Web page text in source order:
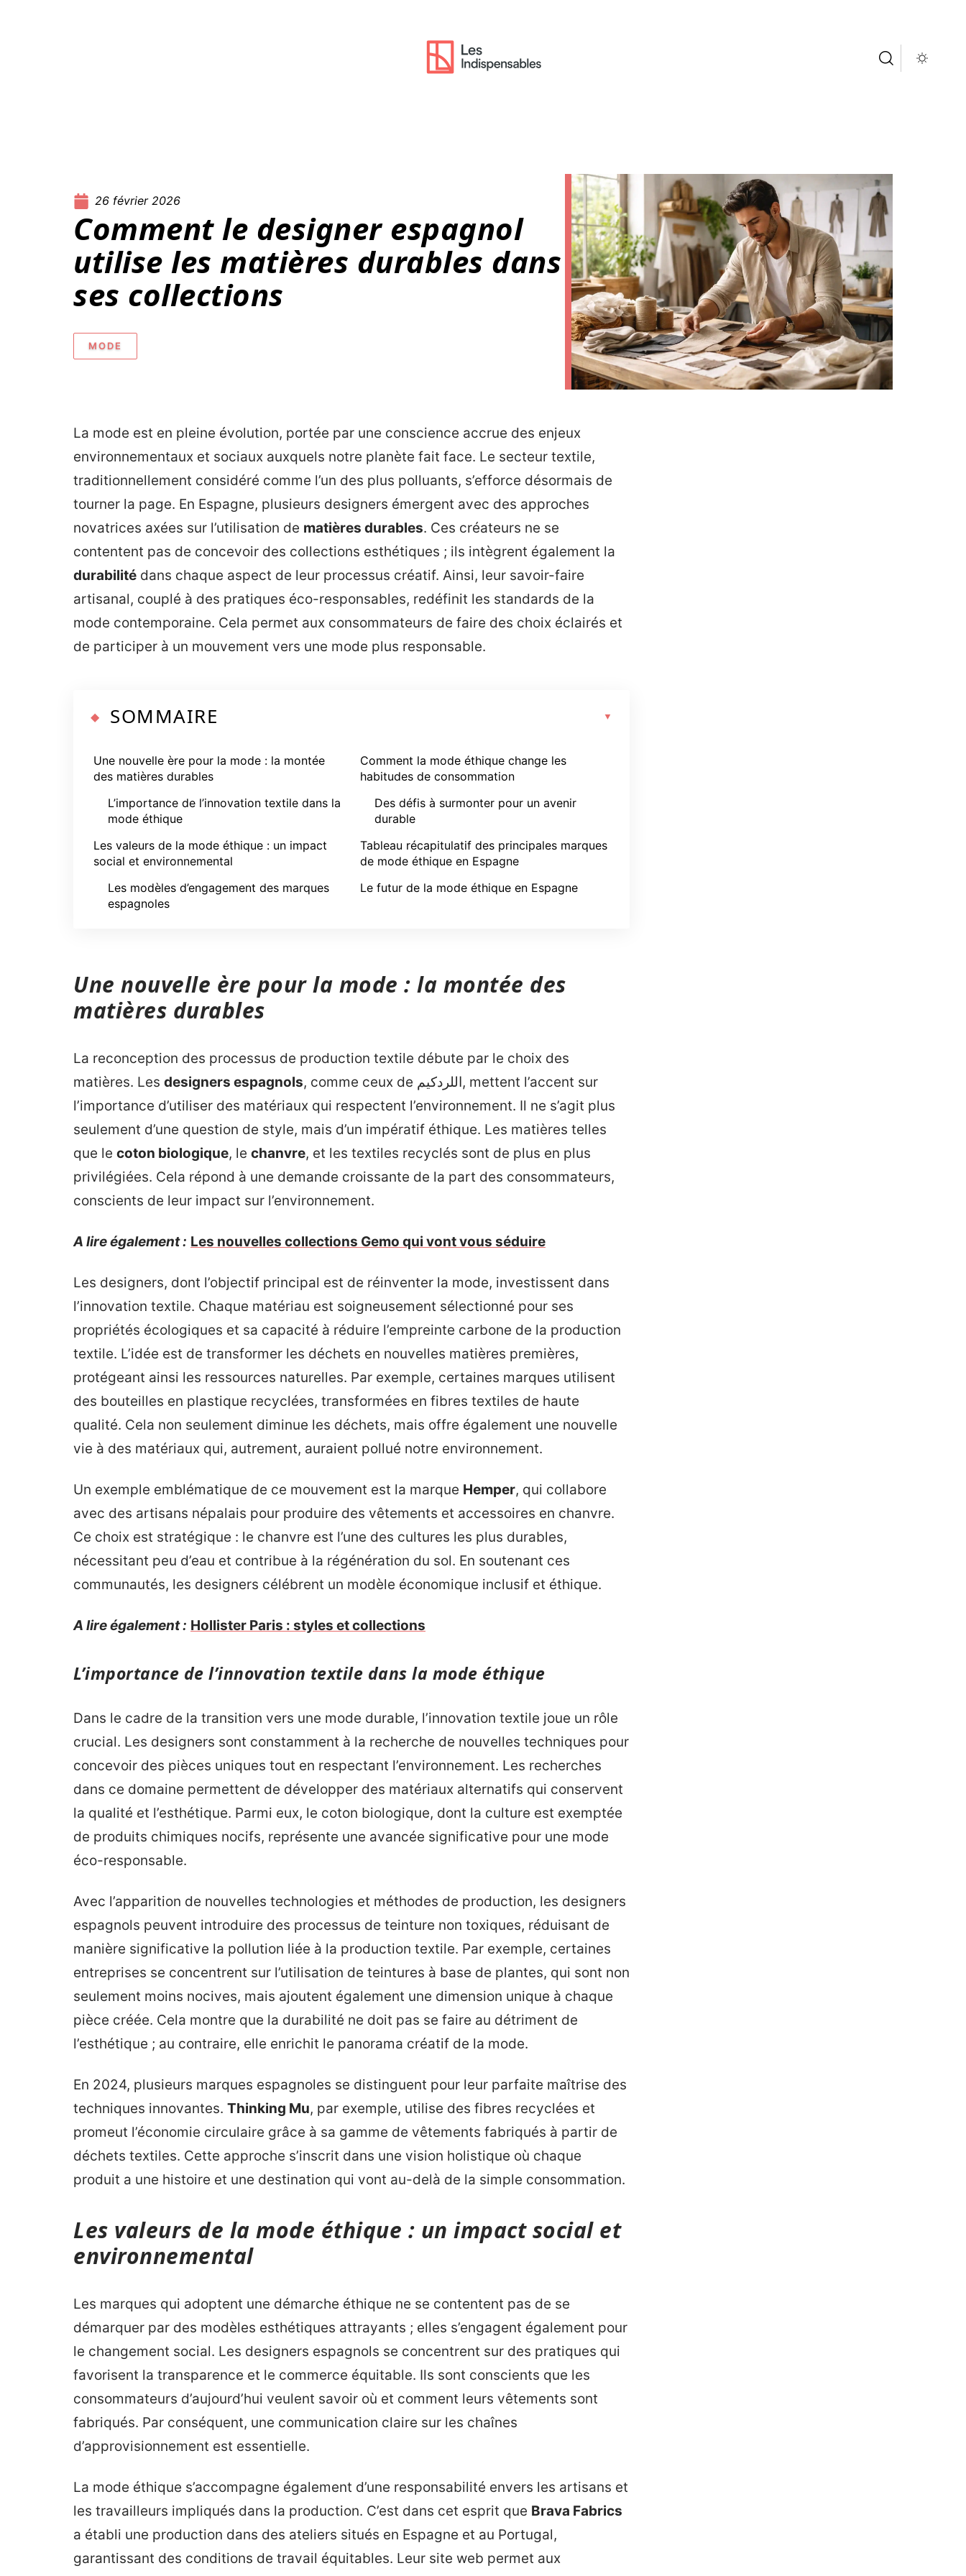
26 février 2026
Comment le designer espagnol
utilise les matières durables dans
ses collections
MODE
La mode est en pleine évolution, portée par une conscience accrue des enjeux
environnementaux et sociaux auxquels notre planète fait face. Le secteur textile,
traditionnellement considéré comme l’un des plus polluants, s’efforce désormais de
tourner la page. En Espagne, plusieurs designers émergent avec des approches
novatrices axées sur l’utilisation de matières durables. Ces créateurs ne se
contentent pas de concevoir des collections esthétiques ; ils intègrent également la
durabilité dans chaque aspect de leur processus créatif. Ainsi, leur savoir-faire
artisanal, couplé à des pratiques éco-responsables, redéfinit les standards de la
mode contemporaine. Cela permet aux consommateurs de faire des choix éclairés et
de participer à un mouvement vers une mode plus responsable.
SOMMAIRE
Une nouvelle ère pour la mode : la montée
des matières durables
L’importance de l’innovation textile dans la
mode éthique
Les valeurs de la mode éthique : un impact
social et environnemental
Les modèles d’engagement des marques
espagnoles
Comment la mode éthique change les
habitudes de consommation
Des défis à surmonter pour un avenir
durable
Tableau récapitulatif des principales marques
de mode éthique en Espagne
Le futur de la mode éthique en Espagne
Une nouvelle ère pour la mode : la montée des
matières durables
La reconception des processus de production textile débute par le choix des
matières. Les designers espagnols, comme ceux de اللردكيم, mettent l’accent sur
l’importance d’utiliser des matériaux qui respectent l’environnement. Il ne s’agit plus
seulement d’une question de style, mais d’un impératif éthique. Les matières telles
que le coton biologique, le chanvre, et les textiles recyclés sont de plus en plus
privilégiées. Cela répond à une demande croissante de la part des consommateurs,
conscients de leur impact sur l’environnement.
A lire également : Les nouvelles collections Gemo qui vont vous séduire
Les designers, dont l’objectif principal est de réinventer la mode, investissent dans
l’innovation textile. Chaque matériau est soigneusement sélectionné pour ses
propriétés écologiques et sa capacité à réduire l’empreinte carbone de la production
textile. L’idée est de transformer les déchets en nouvelles matières premières,
protégeant ainsi les ressources naturelles. Par exemple, certaines marques utilisent
des bouteilles en plastique recyclées, transformées en fibres textiles de haute
qualité. Cela non seulement diminue les déchets, mais offre également une nouvelle
vie à des matériaux qui, autrement, auraient pollué notre environnement.
Un exemple emblématique de ce mouvement est la marque Hemper, qui collabore
avec des artisans népalais pour produire des vêtements et accessoires en chanvre.
Ce choix est stratégique : le chanvre est l’une des cultures les plus durables,
nécessitant peu d’eau et contribue à la régénération du sol. En soutenant ces
communautés, les designers célébrent un modèle économique inclusif et éthique.
A lire également : Hollister Paris : styles et collections
L’importance de l’innovation textile dans la mode éthique
Dans le cadre de la transition vers une mode durable, l’innovation textile joue un rôle
crucial. Les designers sont constamment à la recherche de nouvelles techniques pour
concevoir des pièces uniques tout en respectant l’environnement. Les recherches
dans ce domaine permettent de développer des matériaux alternatifs qui conservent
la qualité et l’esthétique. Parmi eux, le coton biologique, dont la culture est exemptée
de produits chimiques nocifs, représente une avancée significative pour une mode
éco-responsable.
Avec l’apparition de nouvelles technologies et méthodes de production, les designers
espagnols peuvent introduire des processus de teinture non toxiques, réduisant de
manière significative la pollution liée à la production textile. Par exemple, certaines
entreprises se concentrent sur l’utilisation de teintures à base de plantes, qui sont non
seulement moins nocives, mais ajoutent également une dimension unique à chaque
pièce créée. Cela montre que la durabilité ne doit pas se faire au détriment de
l’esthétique ; au contraire, elle enrichit le panorama créatif de la mode.
En 2024, plusieurs marques espagnoles se distinguent pour leur parfaite maîtrise des
techniques innovantes. Thinking Mu, par exemple, utilise des fibres recyclées et
promeut l’économie circulaire grâce à sa gamme de vêtements fabriqués à partir de
déchets textiles. Cette approche s’inscrit dans une vision holistique où chaque
produit a une histoire et une destination qui vont au-delà de la simple consommation.
Les valeurs de la mode éthique : un impact social et
environnemental
Les marques qui adoptent une démarche éthique ne se contentent pas de se
démarquer par des modèles esthétiques attrayants ; elles s’engagent également pour
le changement social. Les designers espagnols se concentrent sur des pratiques qui
favorisent la transparence et le commerce équitable. Ils sont conscients que les
consommateurs d’aujourd’hui veulent savoir où et comment leurs vêtements sont
fabriqués. Par conséquent, une communication claire sur les chaînes
d’approvisionnement est essentielle.
La mode éthique s’accompagne également d’une responsabilité envers les artisans et
les travailleurs impliqués dans la production. C’est dans cet esprit que Brava Fabrics
a établi une production dans des ateliers situés en Espagne et au Portugal,
garantissant des conditions de travail équitables. Leur site web permet aux